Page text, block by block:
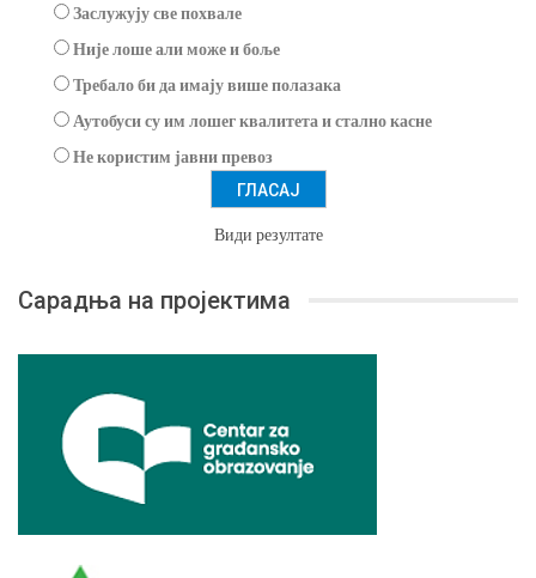
Заслужују све похвале
Није лоше али може и боље
Требало би да имају више полазака
Аутобуси су им лошег квалитета и стално касне
Не користим јавни превоз
Види резултате
Сарадња на пројектима